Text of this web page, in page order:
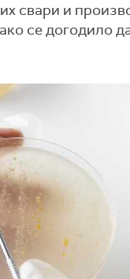
свари и
се догодило